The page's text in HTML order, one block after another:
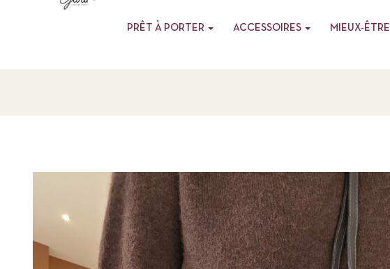
PRÊT À PORTER ACCESSOIRES MIEUX-ÊTRE